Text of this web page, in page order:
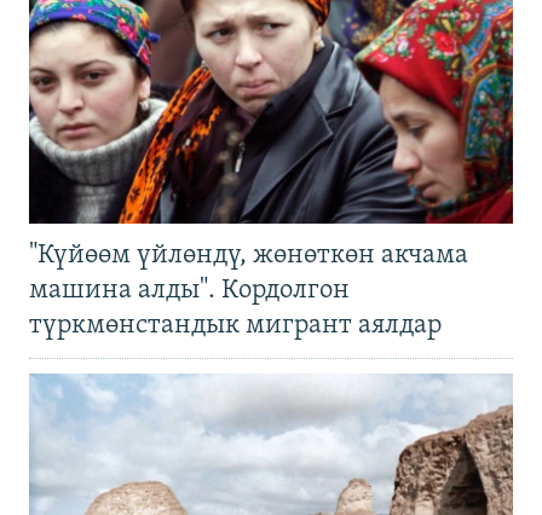
"Күйөөм үйлөндү, жөнөткөн акчама
машина алды". Кордолгон
түркмөнстандык мигрант аялдар